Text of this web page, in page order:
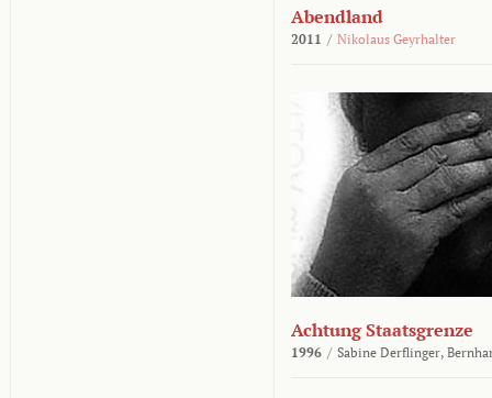
Abendland
2011 / Nikolaus Geyrhalter
Achtung Staatsgrenze
1996 / Sabine Derflinger,